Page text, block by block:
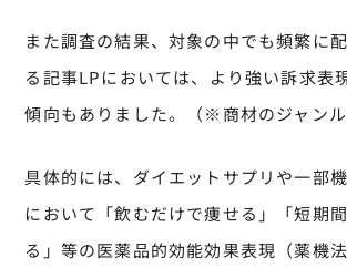
また調査の結果、対象の中でも頻繁に
る記事LPにおいては、より強い訴求表
傾向もありました。（※商材のジャンル
具体的には、ダイエットサプリや一部
において「飲むだけで痩せる」「短期
る」等の医薬品的効能効果表現（薬機